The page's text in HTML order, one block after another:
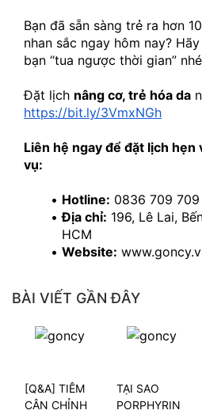
Bạn đã sẵn sàng trẻ ra hơn
nhan sắc ngay hôm nay?
bạn “tua ngược thời gian”
Đặt lịch nâng cơ, trẻ hóa da
https://bit.ly/3VmxNGh
Liên hệ ngay để đặt lịch hẹn
vụ:
Hotline: 0836 709 709
Địa chỉ: 196, Lê Lai,
HCM
Website:
BÀI VIẾT GẦN ĐÂY
[Q&A] TIÊM
CÂN CHỈNH
TẠI SAO
PORPHYRIN